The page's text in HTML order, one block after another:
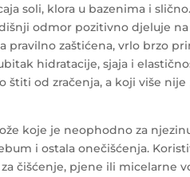
soli, klora u bazenima i
odmor pozitivno djeluje
pravilno zaštićena, vrlo brzo
hidratacije, sjaja i
štiti od zračenja, a koji više
koje je neophodno za
i ostala onečišćenja.
čišćenje, pjene ili micelarne